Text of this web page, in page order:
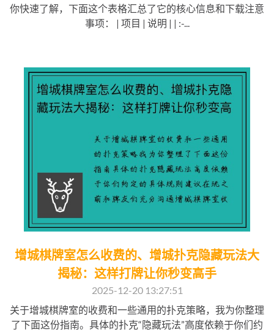
你快速了解，下面这个表格汇总了它的核心信息和下载注意
事项： | 项目 | 说明 | | :-...
增城棋牌室怎么收费的、增城扑克隐藏玩法大
揭秘：这样打牌让你秒变高手
2025-12-20 13:27:51
关于增城棋牌室的收费和一些通用的扑克策略，我为你整理
了下面这份指南。具体的扑克“隐藏玩法”高度依赖于你们约